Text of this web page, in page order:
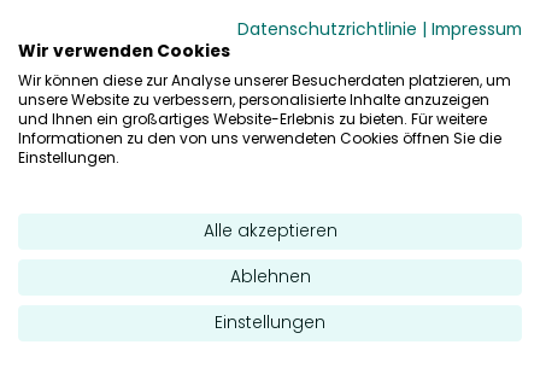
Datenschutzrichtlinie | Impressum
Wir verwenden Cookies
Wir können diese zur Analyse unserer Besucherdaten platzieren, um
unsere Website zu verbessern, personalisierte Inhalte anzuzeigen
und Ihnen ein großartiges Website-Erlebnis zu bieten. Für weitere
Informationen zu den von uns verwendeten Cookies öffnen Sie die
Einstellungen.
Alle akzeptieren
Ablehnen
Einstellungen